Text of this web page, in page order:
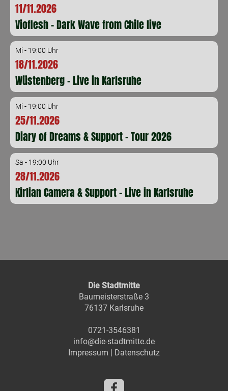
11/11.2026
Vioflesh - Dark Wave from Chile live
Mi - 19:00 Uhr
18/11.2026
Wüstenberg - Live in Karlsruhe
Mi - 19:00 Uhr
25/11.2026
Diary of Dreams & Support - Tour 2026
Sa - 19:00 Uhr
28/11.2026
Kirlian Camera & Support - Live in Karlsruhe
Die Stadtmitte
Baumeisterstraße 3
76137 Karlsruhe
0721-3546381
info@die-stadtmitte.de
Impressum | Datenschutz